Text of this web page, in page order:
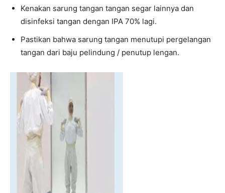
Kenakan sarung tangan tangan segar lainnya dan
disinfeksi tangan dengan IPA 70% lagi.
Pastikan bahwa sarung tangan menutupi pergelangan
tangan dari baju pelindung / penutup lengan.